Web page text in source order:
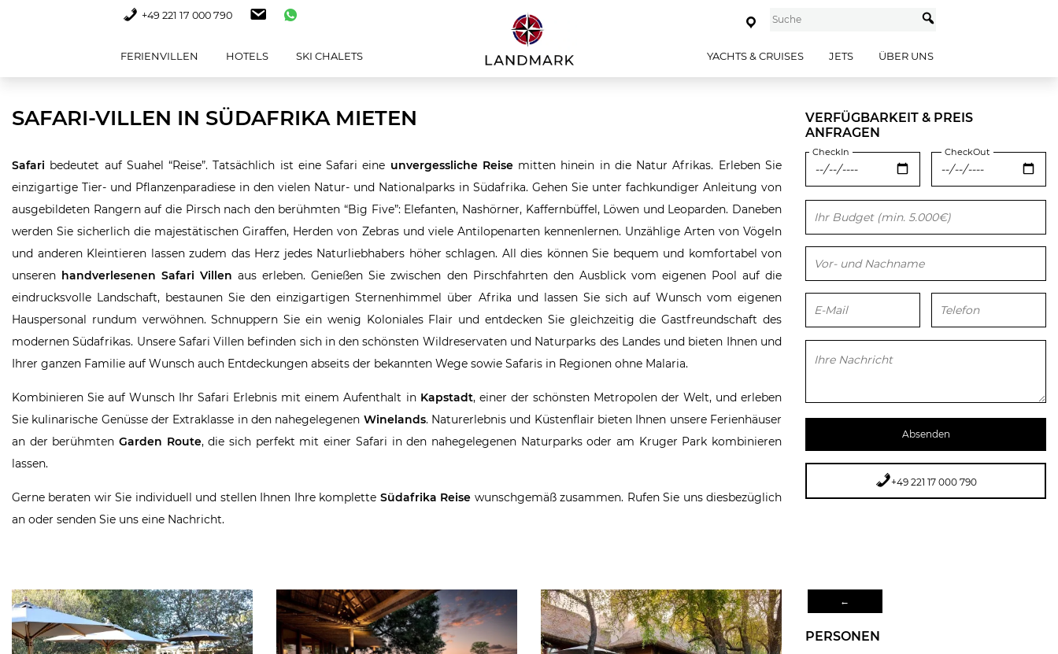
+49 221 17 000 790
FERIENVILLEN HOTELS SKI CHALETS YACHTS & CRUISES JETS ÜBER UNS
SAFARI-VILLEN IN SÜDAFRIKA MIETEN
Safari bedeutet auf Suahel “Reise”. Tatsächlich ist eine Safari eine unvergessliche Reise mitten hinein in die Natur Afrikas. Erleben Sie
einzigartige Tier- und Pflanzenparadiese in den vielen Natur- und Nationalparks in Südafrika. Gehen Sie unter fachkundiger Anleitung von
ausgebildeten Rangern auf die Pirsch nach den berühmten “Big Five”: Elefanten, Nashörner, Kaffernbüffel, Löwen und Leoparden. Daneben
werden Sie sicherlich die majestätischen Giraffen, Herden von Zebras und viele Antilopenarten kennenlernen. Unzählige Arten von Vögeln
und anderen Kleintieren lassen zudem das Herz jedes Naturliebhabers höher schlagen. All dies können Sie bequem und komfortabel von
unseren handverlesenen Safari Villen aus erleben. Genießen Sie zwischen den Pirschfahrten den Ausblick vom eigenen Pool auf die
eindrucksvolle Landschaft, bestaunen Sie den einzigartigen Sternenhimmel über Afrika und lassen Sie sich auf Wunsch vom eigenen
Hauspersonal rundum verwöhnen. Schnuppern Sie ein wenig Koloniales Flair und entdecken Sie gleichzeitig die Gastfreundschaft des
modernen Südafrikas. Unsere Safari Villen befinden sich in den schönsten Wildreservaten und Naturparks des Landes und bieten Ihnen und
Ihrer ganzen Familie auf Wunsch auch Entdeckungen abseits der bekannten Wege sowie Safaris in Regionen ohne Malaria.
Kombinieren Sie auf Wunsch Ihr Safari Erlebnis mit einem Aufenthalt inKapstadt, einer der schönsten Metropolen der Welt, und erleben
Sie kulinarische Genüsse der Extraklasse in den nahegelegenen Winelands. Naturerlebnis und Küstenflair bieten Ihnen unsere Ferienhäuser
an der berühmten Garden Route, die sich perfekt mit einer Safari in den nahegelegenen Naturparks oder am Kruger Park kombinieren
lassen.
Gerne beraten wir Sie individuell und stellen Ihnen Ihre komplette Südafrika Reise wunschgemäß zusammen. Rufen Sie uns diesbezüglich
an oder senden Sie uns eine Nachricht.
VERFÜGBARKEIT & PREIS
ANFRAGEN
CheckIn CheckOut
Bitte lasse dieses Feld leer.
Bitte lasse dieses Feld leer.
+49 221 17 000 790
←
PERSONEN